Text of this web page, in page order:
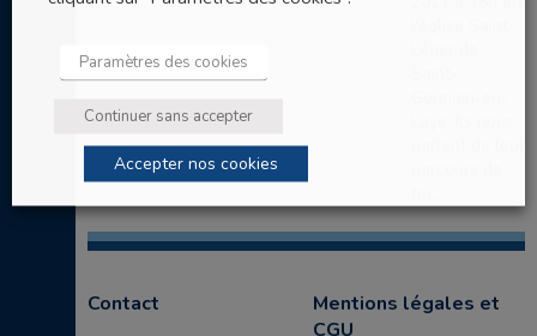
Contact
Mentions légales et
CGU
Paramètres des cookies
Continuer sans accepter
Accepter nos cookies